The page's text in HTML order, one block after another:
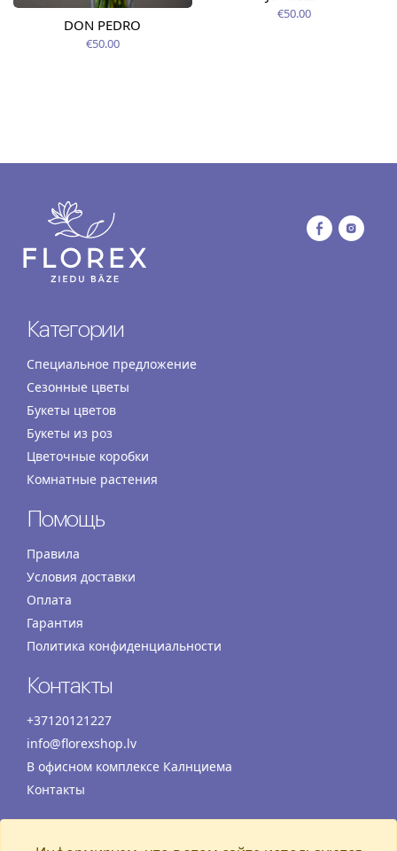
DON PEDRO
€50.00
€50.00
Категории
Специальное предложение
Сезонные цветы
Букеты цветов
Букеты из роз
Цветочные коробки
Комнатные растения
Помощь
Правила
Условия доставки
Оплата
Гарантия
Политика конфиденциальности
Контакты
+37120121227
info@florexshop.lv
В офисном комплексе Калнциема
Контакты